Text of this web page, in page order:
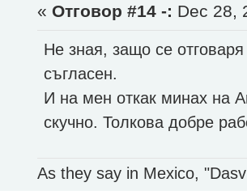
« Отговор #14 -: Dec 28,
Не зная, защо се
съгласен.
И на мен откак минах на
скучно. Толкова добре
As they say in Mexico,